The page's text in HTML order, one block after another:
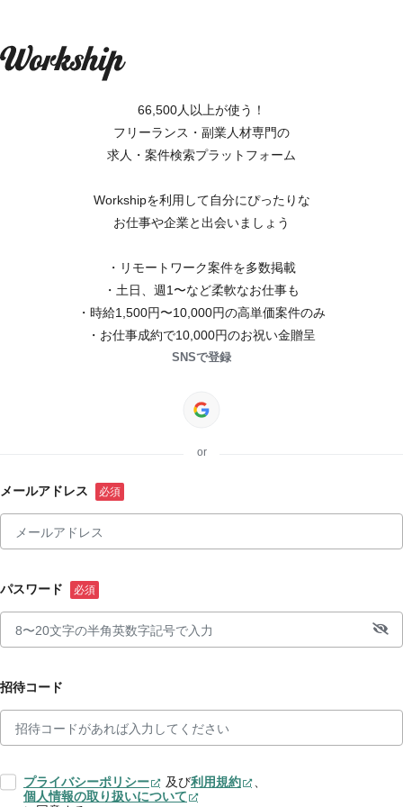
66,500人以上が使う！
フリーランス・副業人材専門の
求人・案件検索プラットフォーム
Workshipを利用して自分にぴったりな
お仕事や企業と出会いましょう
・リモートワーク案件を多数掲載
・土日、週1〜など柔軟なお仕事も
・時給1,500円〜10,000円の高単価案件のみ
・お仕事成約で10,000円のお祝い金贈呈
SNSで登録
or
メールアドレス
パスワード
招待コード
プライバシーポリシー 及び利用規約
、
個人情報の取り扱いについて